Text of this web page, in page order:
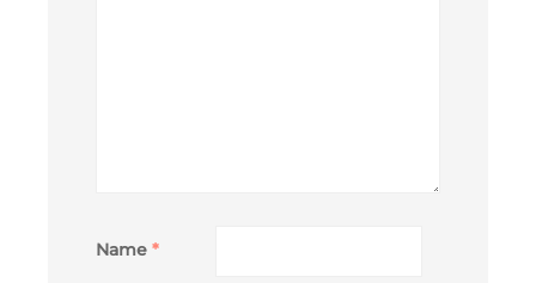
Name *